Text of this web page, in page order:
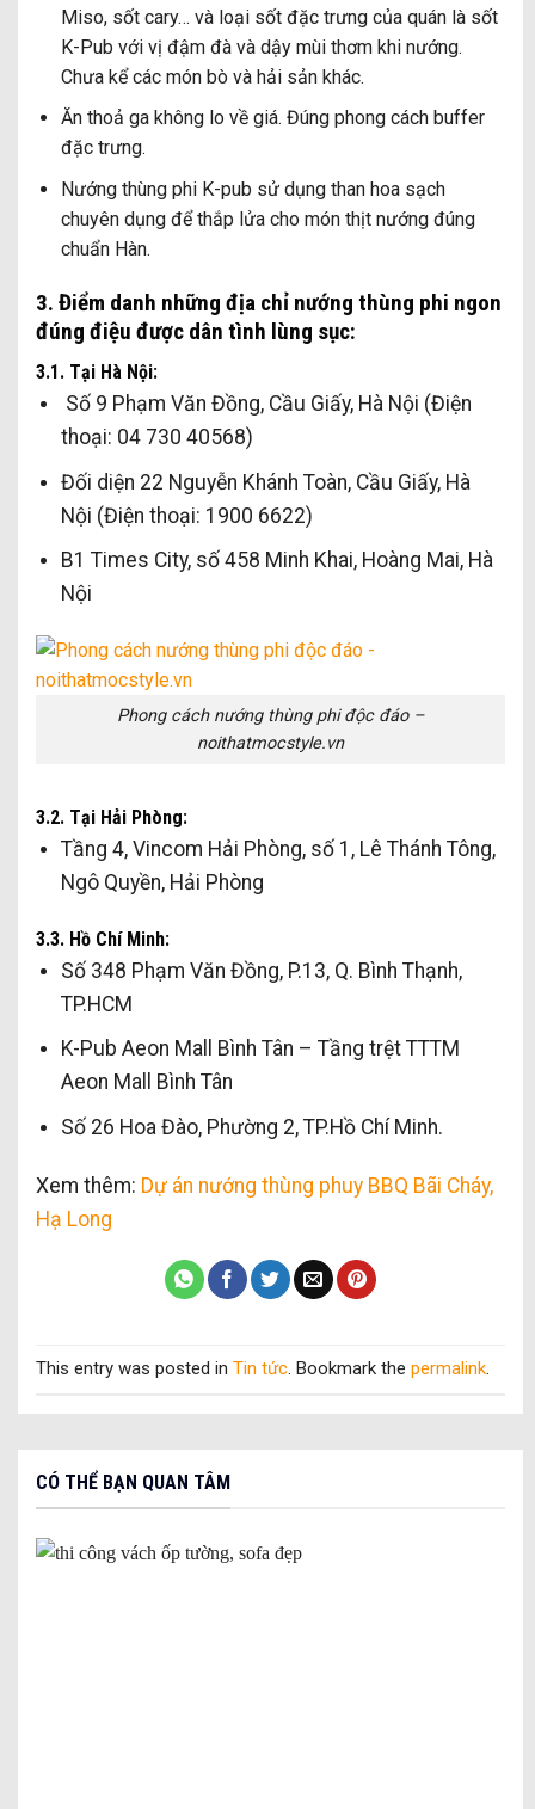
Miso, sốt cary… và loại sốt đặc trưng của quán là sốt
K-Pub với vị đậm đà và dậy mùi thơm khi nướng.
Chưa kể các món bò và hải sản khác.
Ăn thoả ga không lo về giá. Đúng phong cách buffer
đặc trưng.
Nướng thùng phi K-pub sử dụng than hoa sạch
chuyên dụng để thắp lửa cho món thịt nướng đúng
chuẩn Hàn.
3. Điểm danh những địa chỉ nướng thùng phi ngon
đúng điệu được dân tình lùng sục:
3.1. Tại Hà Nội:
Số 9 Phạm Văn Đồng, Cầu Giấy, Hà Nội (Điện
thoại: 04 730 40568)
Đối diện 22 Nguyễn Khánh Toàn, Cầu Giấy, Hà
Nội (Điện thoại: 1900 6622)
B1 Times City, số 458 Minh Khai, Hoàng Mai, Hà
Nội
Phong cách nướng thùng phi độc đáo –
noithatmocstyle.vn
3.2. Tại Hải Phòng:
Tầng 4, Vincom Hải Phòng, số 1, Lê Thánh Tông,
Ngô Quyền, Hải Phòng
3.3. Hồ Chí Minh:
Số 348 Phạm Văn Đồng, P.13, Q. Bình Thạnh,
TP.HCM
K-Pub Aeon Mall Bình Tân – Tầng trệt TTTM
Aeon Mall Bình Tân
Số 26 Hoa Đào, Phường 2, TP.Hồ Chí Minh.
Xem thêm: Dự án nướng thùng phuy BBQ Bãi Cháy,
Hạ Long
This entry was posted in Tin tức. Bookmark the permalink.
CÓ THỂ BẠN QUAN TÂM